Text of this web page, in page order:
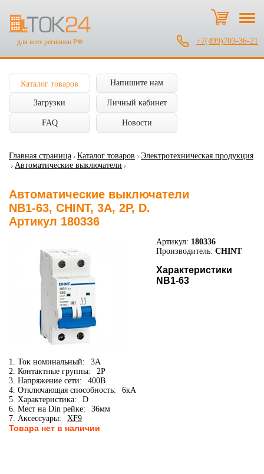
для всех регионов РФ +7(499)703-36-21
Каталог товаров Напишите нам
Загрузки Личный кабинет
FAQ Новости
Главная страница Каталог товаров
Электротехническая продукция
Автоматические выключатели
Автоматические выключатели
NB1-63, CHINT, 3А, 2P, D.
Артикул 180336
Артикул: 180336
Производитель: CHINT
Характеристики
NB1-63
1. Ток номинальный:
3А
2. Контактные группы:
2P
3. Напряжение сети:
400В
4. Отключающая способность:
6кА
5. Характеристика:
D
6. Мест на Din рейке:
36мм
7. Аксессуары:
XF9
Товара нет в наличии